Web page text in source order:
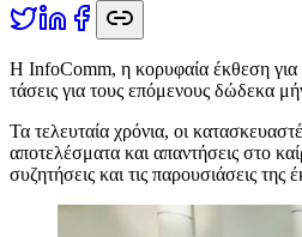
Η InfoComm, η κορυφαία έκθεση για
τάσεις για τους επόμενους δώδεκα
Τα τελευταία χρόνια, οι
αποτελέσματα και απαντήσεις στο
συζητήσεις και τις παρουσιάσεις της